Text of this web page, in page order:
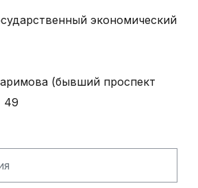
экономический
(бывший проспект
49